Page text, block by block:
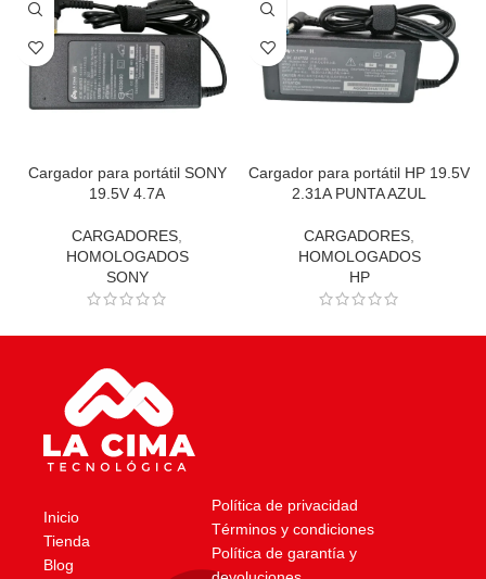
Cargador para portátil SONY
19.5V 4.7A
CARGADORES
HOMOLOGADOS
SONY
Cargador para portátil HP 19.5V
2.31A PUNTA AZUL
CARGADORES
HOMOLOGADOS
HP
Inicio
Tienda
Blog
Política de privacidad
Términos y condiciones
Política de garantía y